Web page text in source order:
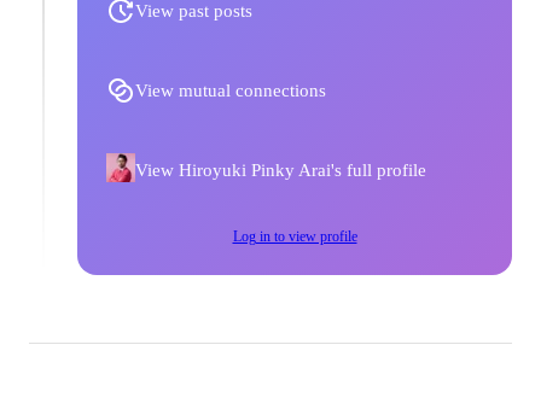
View past posts
View mutual connections
View Hiroyuki Pinky Arai's full profile
Log in to view profile